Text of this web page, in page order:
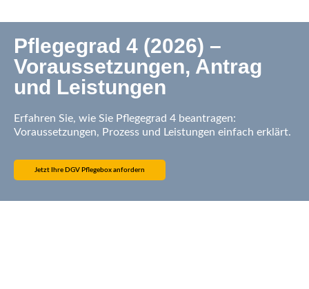
Pflegegrad 4 (2026) –
Voraussetzungen, Antrag
und Leistungen
Erfahren Sie, wie Sie Pflegegrad 4 beantragen:
Voraussetzungen, Prozess und Leistungen einfach erklärt.
Jetzt Ihre DGV Pflegebox anfordern